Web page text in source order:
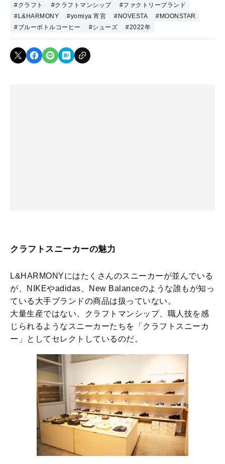
#クラフト
#クラフトマンシップ
#ファクトリーブランド
#L&HARMONY
#yomiya 宵宮 #NOVESTA
#MOONSTAR
#ブルーボトルコーヒー
#シューズ #2022年
クラフトスニーカーの魅力
L&HARMONYにはたくさんのスニーカーが並んでいる
が、NIKEやadidas、New Balanceのような誰もが知っ
ている大手ブランドの商品は扱っていない。
大量生産ではない、クラフトマンシップ、職人技を感
じられるようなスニーカーたちを「クラフトスニーカ
ー」としてセレクトしているのだ。